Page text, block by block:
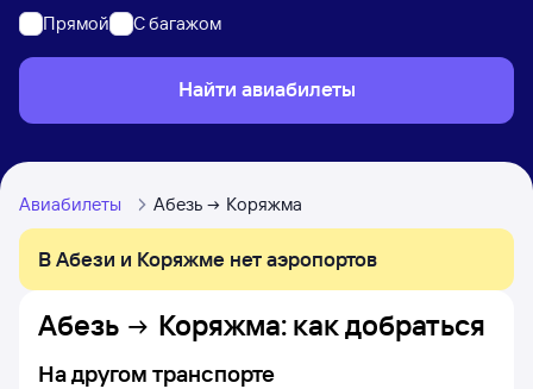
Прямой C багажом
Найти авиабилеты
Авиабилеты Абезь Коряжма
В Абези и Коряжме нет аэропортов
Абезь Коряжма: как добраться
На другом транспорте